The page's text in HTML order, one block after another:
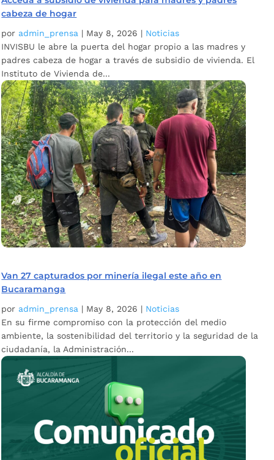
cabeza de hogar
por admin_prensa | May 8, 2026 | Noticias
INVISBU le abre la puerta del hogar propio a las madres y
padres cabeza de hogar a través de subsidio de vivienda. El
Instituto de Vivienda de...
Van 27 capturados por minería ilegal este año en
Bucaramanga
por admin_prensa | May 8, 2026 | Noticias
En su firme compromiso con la protección del medio
ambiente, la sostenibilidad del territorio y la seguridad de la
ciudadanía, la Administración...